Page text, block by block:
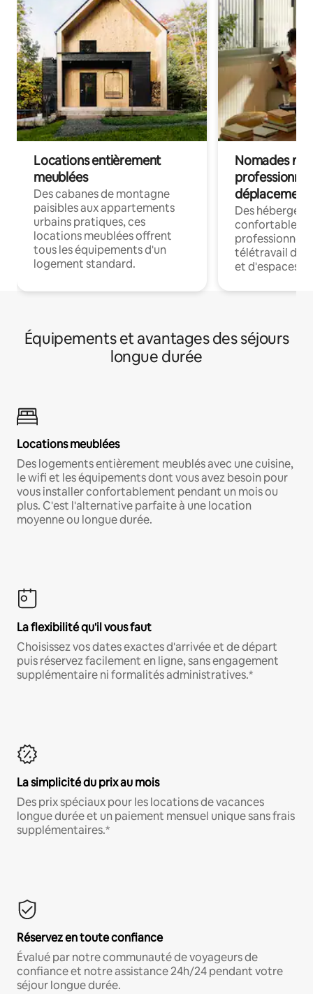
Locations entièrement
meublées
Des cabanes de montagne
paisibles aux appartements
urbains pratiques, ces
locations meublées offrent
tous les équipements d'un
logement standard.
Nomades
déplacement
Des
confortables
professionnels
télétravail
et d'espaces
Équipements et avantages des séjours
longue durée
Locations meublées
Des logements entièrement meublés avec une cuisine,
le wifi et les équipements dont vous avez besoin pour
vous installer confortablement pendant un mois ou
plus. C'est l'alternative parfaite à une location
moyenne ou longue durée.
La flexibilité qu'il vous faut
Choisissez vos dates exactes d'arrivée et de départ
puis réservez facilement en ligne, sans engagement
supplémentaire ni formalités administratives.*
La simplicité du prix au mois
Des prix spéciaux pour les locations de vacances
longue durée et un paiement mensuel unique sans frais
supplémentaires.*
Réservez en toute confiance
Évalué par notre communauté de voyageurs de
confiance et notre assistance 24h/24 pendant votre
séjour longue durée.